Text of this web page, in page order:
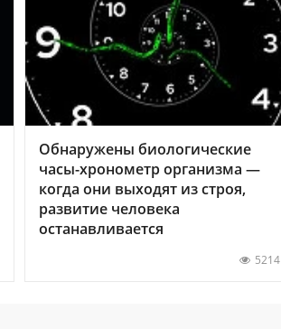
Обнаружены биологические
часы-хронометр организма —
когда они выходят из строя,
развитие человека
останавливается
5214